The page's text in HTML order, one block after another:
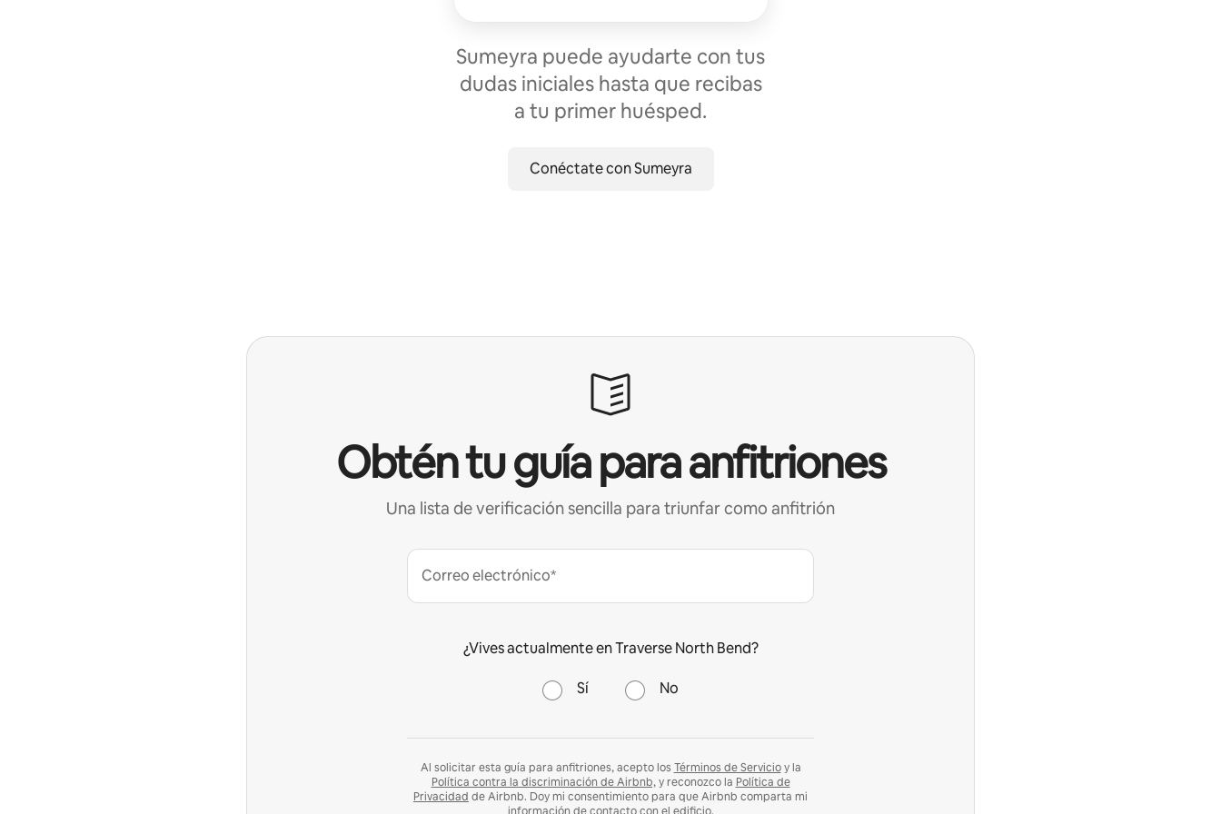
Sumeyra puede ayudarte con tus
dudas iniciales hasta que recibas
a tu primer huésped.
Conéctate con Sumeyra
Obtén tu guía para anfitriones
Una lista de verificación sencilla para triunfar como anfitrión
Correo electrónico*
¿Vives actualmente en Traverse North Bend?
Sí No
Al solicitar esta guía para anfitriones, acepto los Términos de Servicioy la
Política contra la discriminación de Airbnb,y reconozco la Política de
Privacidad de Airbnb. Doy mi consentimiento para que Airbnb comparta mi
información de contacto con el edificio.